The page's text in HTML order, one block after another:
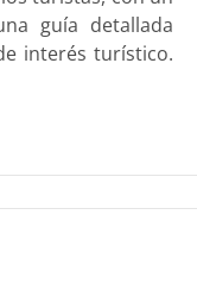
guía detallada
interés turístico.